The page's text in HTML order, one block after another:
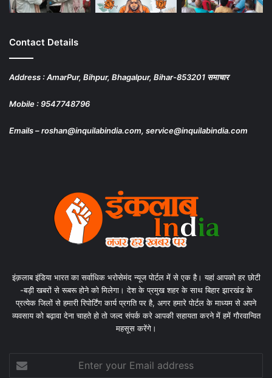
Contact Details
Address : AmarPur, Bihpur, Bhagalpur, Bihar-853201 समाचार
Mobile : 9547748796
Emails – roshan@inquilabindia.com, service@inquilabindia.com
इंक़लाब इंडिया भारत का सर्वाधिक भरोसेमंद न्यूज पोर्टल में से एक है। यहां आपको हर छोटी
-बड़ी खबरों से रूबरू होने को मिलेगा। देश के प्रमुख शहर के साथ बिहार झारखंड के
प्रत्येक जिलों से हमारी रिपोर्टिंग कार्य प्रगति पर है, अगर हमारे पोर्टल के माध्यम से अपने
व्यवसाय को बढ़ावा देना चाहते हो तो जल्द संपर्क करे आपकी सहायता करने में हमें गौरवान्वित
महसूस करेंगे।
your